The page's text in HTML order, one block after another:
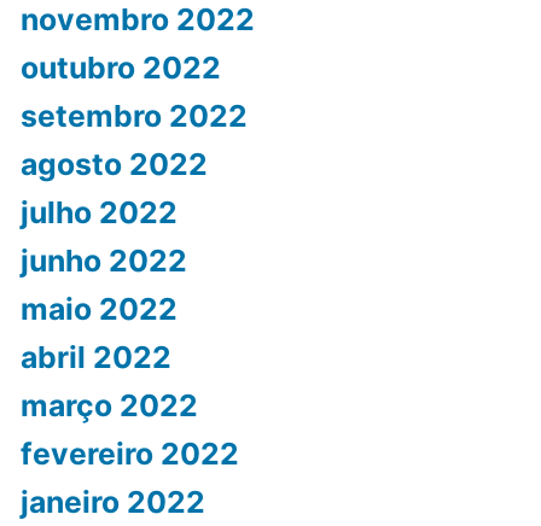
novembro 2022
outubro 2022
setembro 2022
agosto 2022
julho 2022
junho 2022
maio 2022
abril 2022
março 2022
fevereiro 2022
janeiro 2022